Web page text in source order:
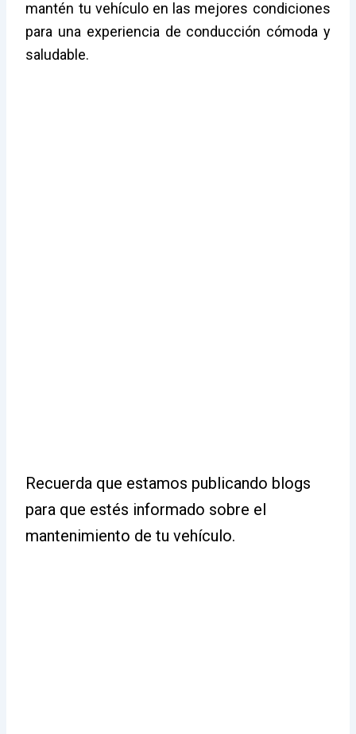
mantén tu vehículo en las mejores condiciones
para una experiencia de conducción cómoda y
saludable.
Recuerda que estamos publicando blogs
para que estés informado sobre el
mantenimiento de tu vehículo.